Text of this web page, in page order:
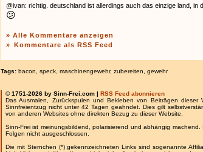
@ivan: richtig. deutschland ist allerdings auch das einzige land, in
😕
» Alle Kommentare anzeigen
» Kommentare als RSS Feed
Tags: bacon speck maschinengewehr, zubereiten gewehr
© 1751-2026 by Sinn-Frei.com | RSS Feed abonnieren
Das Ausmalen, Zurückspulen und Bekleben von Beiträgen
Sinnfreientzug nicht unter 42 Tagen geahndet. Dies gilt
von anderen Websites ohne direkten Bezug zu dieser Website.
Sinn-Frei ist meinungsbildend, polarisierend und abhängig
Folgen nicht ausgeschlossen.
Die mit Sternchen (*) gekennzeichneten Links sind sogenannte